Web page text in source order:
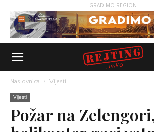
GRADIMO REGION
Naslovnica Vijesti
Vijesti
Požar na Zelengori,